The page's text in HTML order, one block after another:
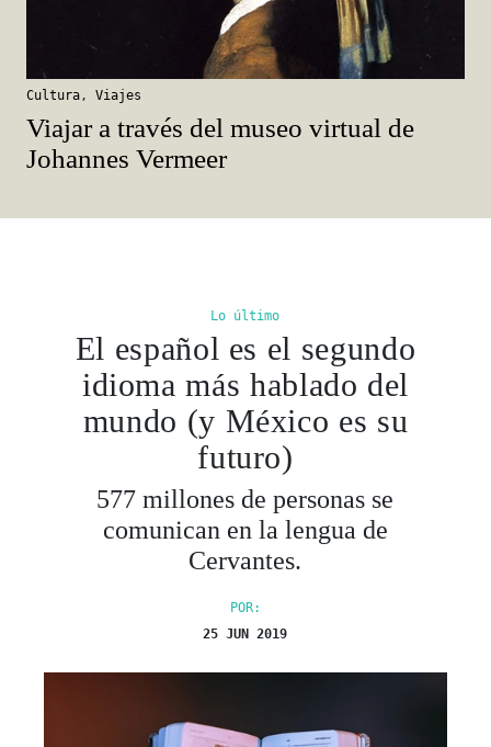
Viajar a través del museo virtual de
Johannes Vermeer
idioma más hablado del
mundo (y México es su
futuro)
577 millones de personas se
comunican en la lengua de
Cervantes.